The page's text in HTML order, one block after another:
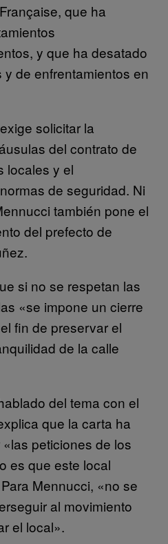
que ha
y que ha desatado
de enfrentamientos en
solicitar la
del contrato de
locales y el
de seguridad. Ni
también pone el
del prefecto de
si no se respetan las
«se impone un cierre
fin de preservar el
de la calle
del tema con el
que la carta ha
peticiones de los
es que este local
Mennucci, «no se
al movimiento
el local».